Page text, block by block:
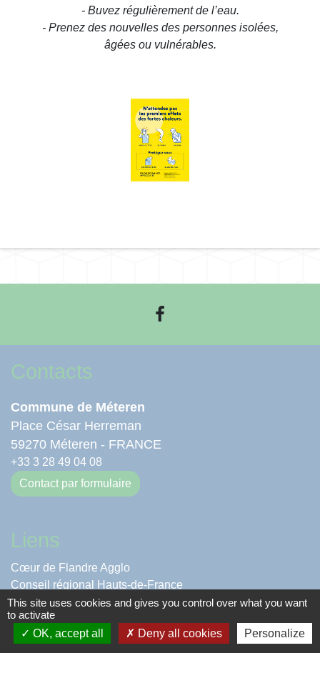
- Buvez régulièrement de l’eau.
- Prenez des nouvelles des personnes isolées,
âgées ou vulnérables.
Contacts
Commune de Méteren
Place César Herreman
59270 Méteren - FRANCE
+33 3 28 49 04 08
Contact par formulaire
Liens
Cœur de Flandre Agglo
Conseil régional Hauts-de-France
Département du nord
Préfecture du Nord
Labels
This site uses cookies and gives you control over what you want
to activate
OK, accept all
Deny all cookies Personalize